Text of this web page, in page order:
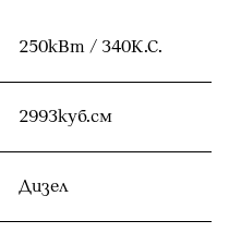
250кВт / 340К.С.
2993куб.cм
Дизел